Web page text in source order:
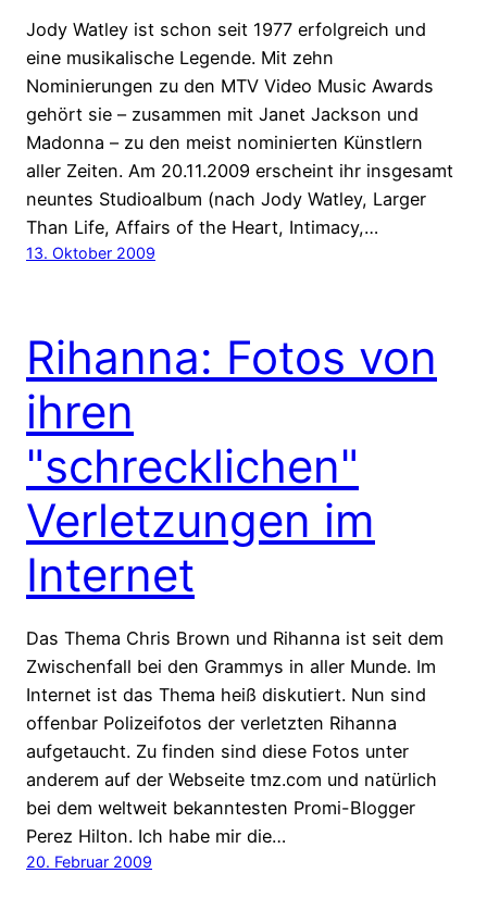
Jody Watley ist schon seit 1977 erfolgreich und
eine musikalische Legende. Mit zehn
Nominierungen zu den MTV Video Music Awards
gehört sie – zusammen mit Janet Jackson und
Madonna – zu den meist nominierten Künstlern
aller Zeiten. Am 20.11.2009 erscheint ihr insgesamt
neuntes Studioalbum (nach Jody Watley, Larger
Than Life, Affairs of the Heart, Intimacy,…
13. Oktober 2009
Rihanna: Fotos von
ihren
"schrecklichen"
Verletzungen im
Internet
Das Thema Chris Brown und Rihanna ist seit dem
Zwischenfall bei den Grammys in aller Munde. Im
Internet ist das Thema heiß diskutiert. Nun sind
offenbar Polizeifotos der verletzten Rihanna
aufgetaucht. Zu finden sind diese Fotos unter
anderem auf der Webseite tmz.com und natürlich
bei dem weltweit bekanntesten Promi-Blogger
Perez Hilton. Ich habe mir die…
20. Februar 2009